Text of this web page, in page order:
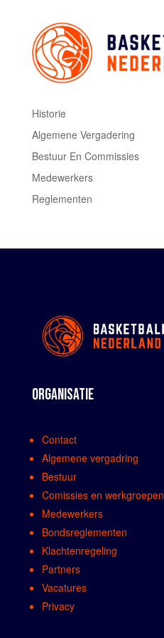
Historie
Algemene Vergadering
Bestuur En Commissies
Medewerkers
Reglementen
ORGANISATIE
Contact
Algemene vergadring
Bestuur
Comissies en werkgroepen
Medewerkers
Bondsreglementen
Klachtenregeling
Partners
Vacatures
Privacy